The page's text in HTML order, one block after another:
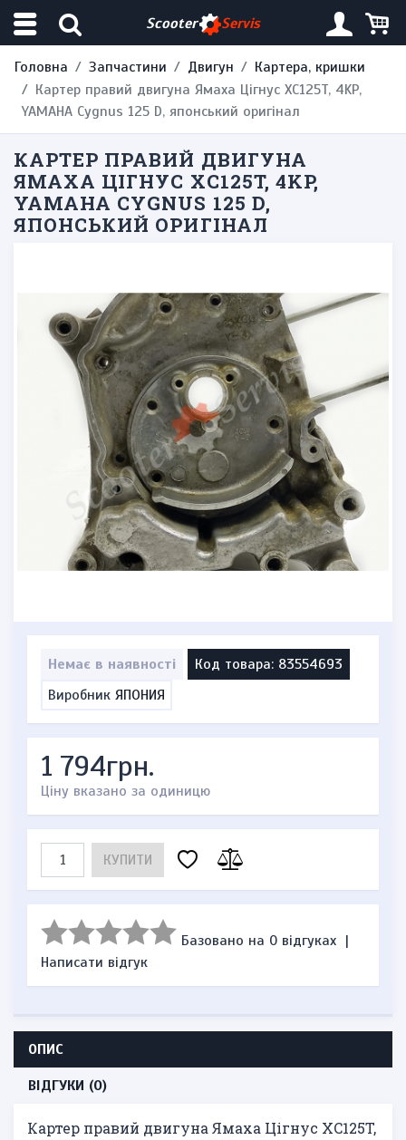
Scooter Servis
Головна Запчастини Двигун
Картера, кришки
Картер правий двигуна Ямаха Цігнус XC125T, 4KP,
YAMAHA Cygnus 125 D, японський оригінал
КАРТЕР ПРАВИЙ ДВИГУНА
ЯМАХА ЦІГНУС XC125T, 4KP,
YAMAHA CYGNUS 125 D,
ЯПОНСЬКИЙ ОРИГІНАЛ
Немає в наявності
Код товара: 83554693
Виробник ЯПОНИЯ
1 794грн.
Ціну вказано за одиницю
КУПИТИ
Базовано на 0 відгуках |
Написати відгук
ОПИС
ВІДГУКИ (0)
Картер правий двигуна Ямаха Цігнус XC125T,